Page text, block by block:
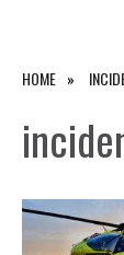
HOME